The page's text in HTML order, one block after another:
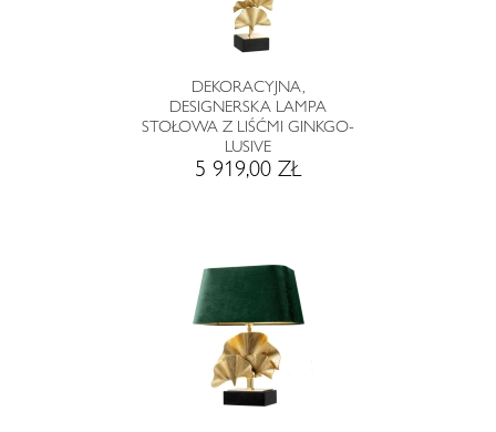
DEKORACYJNA,
DESIGNERSKA LAMPA
STOŁOWA Z LIŚĆMI GINKGO-
LUSIVE
5 919,00 ZŁ